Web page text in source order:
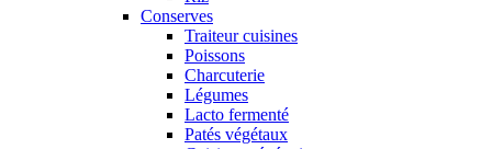
Conserves
Traiteur cuisines
Poissons
Charcuterie
Légumes
Lacto fermenté
Patés végétaux